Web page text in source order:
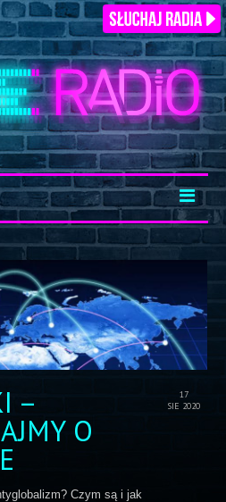
17
SIE 2020
–
O
Czym są i jak